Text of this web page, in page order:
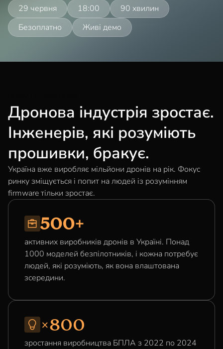
29 червня
18:00
90 хвилин
Безоплатно
Живі демо
Дронова індустрія зростає.
Інженерів, які розуміють
прошивки, бракує.
Україна вже виробляє мільйони дронів на рік. Фокус
ринку зміщується і попит на людей із розумінням
firmware тільки зростає.
500+
активних виробників дронів в Україні. Понад
1000 моделей безпілотників, і кожна потребує
людей, які розуміють, як вона влаштована
зсередини.
×800
зростання виробництва БПЛА з 2022 по 2024